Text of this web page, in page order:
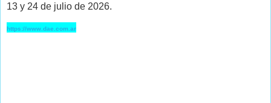
13 y 24 de julio de 2026.
https://www.dae.com.ar